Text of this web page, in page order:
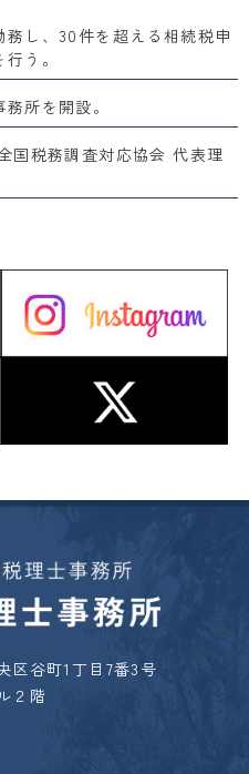
務し、30件を超える相続税申
う。
所を開設。
国税務調査対応協会 代表理
区谷町1丁目7番3号
２階